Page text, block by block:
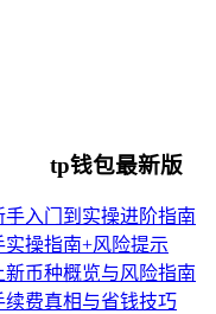
tp钱包最新版
入门到实操进阶指南
操指南+风险提示
新币种概览与风险指南
费真相与省钱技巧